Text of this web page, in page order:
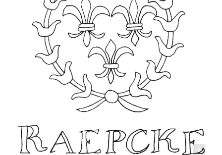
Orts­na­men-Was­ser­zei­chen, ca. 1806